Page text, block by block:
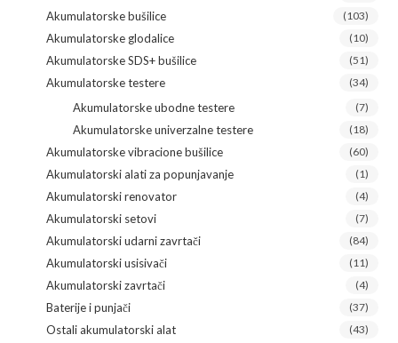
Akumulatorske bušilice (103)
Akumulatorske glodalice (10)
Akumulatorske SDS+ bušilice (51)
Akumulatorske testere (34)
Akumulatorske ubodne testere (7)
Akumulatorske univerzalne testere (18)
Akumulatorske vibracione bušilice (60)
Akumulatorski alati za popunjavanje (1)
Akumulatorski renovator (4)
Akumulatorski setovi (7)
Akumulatorski udarni zavrtači (84)
Akumulatorski usisivači (11)
Akumulatorski zavrtači (4)
Baterije i punjači (37)
Ostali akumulatorski alat (43)